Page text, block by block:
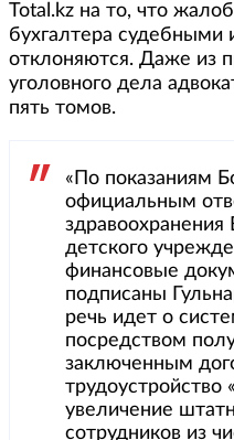
Total.kz на то, что
бухгалтера судебными
отклоняются. Даже из
уголовного дела
пять томов.
«По показаниям
официальным
детского
финансовые
подписаны
речь идет о
посредством
заключенным
трудоустройство
увеличение
сотрудников из